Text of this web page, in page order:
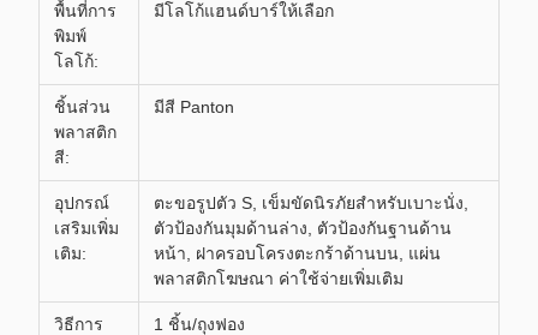
พื้นที่การ
พิมพ์
โลโก้:
มีโลโก้แฮนด์บาร์ให้เลือก
ชิ้นส่วน
พลาสติก
สี:
มีสี Panton
อุปกรณ์
เสริมเพิ่ม
เติม:
ตะขอรูปตัว S, เข็มขัดนิรภัยสำหรับเบาะนั่ง,
ตัวป้องกันมุมด้านล่าง, ตัวป้องกันฐานด้าน
หน้า, ฝาครอบโครงตะกร้าด้านบน, แผ่น
พลาสติกโฆษณา ค่าใช้จ่ายเพิ่มเติม
วิธีการ
1 ชิ้น/ถุงฟอง